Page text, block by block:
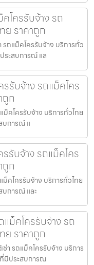
โครรับจ้าง รถ
ย ราคาถูก
รถแม็คโครรับจ้าง บริการทั่ว
ระสบการณ์ แล
รับจ้าง รถแม็คโคร
ถูก
ม็คโครรับจ้าง บริการทั่วไทย
บการณ์ แ
รับจ้าง รถแม็คโคร
ถูก
ม็คโครรับจ้าง บริการทั่วไทย
บการณ์ และ
ม็คโครรับจ้าง รถ
ย ราคาถูก
า รถแม็คโครรับจ้าง บริการ
มีประสบการณ